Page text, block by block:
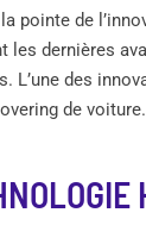
pointe de
les dernières
L’une des
de voiture.